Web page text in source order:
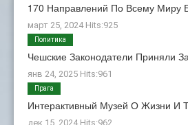
170 Направлений По Всему Миру
март 25, 2024 Hits:925
Чешские Законодатели Приняли
янв 24, 2025 Hits:961
Политика
Интерактивный Музей О Жизни И
дек 15, 2024 Hits:962
Прага